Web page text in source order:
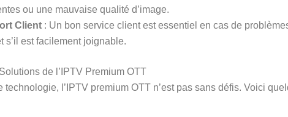
ou une mauvaise qualité d’image.
Client : Un bon service client est essentiel en cas de
s’il est facilement joignable.
de l’IPTV Premium OTT
technologie, l’IPTV premium OTT n’est pas sans défis. Voici